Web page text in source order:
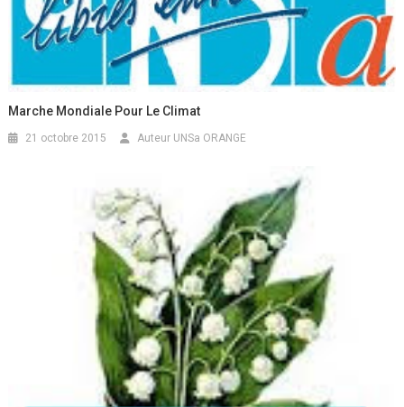
Marche Mondiale Pour Le Climat
21 octobre 2015 Auteur UNSa ORANGE